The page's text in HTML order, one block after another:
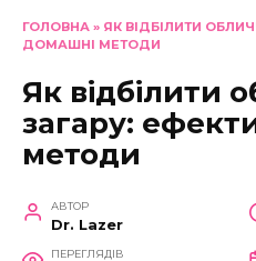
ГОЛОВНА » ЯК ВІДБІЛИТИ
ДОМАШНІ МЕТОДИ
Як відбілити
загару:
методи
АВТОР
Dr. Lazer
ПЕРЕГЛЯДІВ